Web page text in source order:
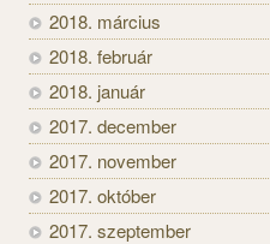
2018. március
2018. február
2018. január
2017. december
2017. november
2017. október
2017. szeptember